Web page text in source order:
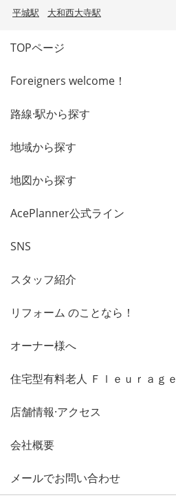
平城駅
大和西大寺駅
TOPページ
Foreigners welcome！
路線·駅から探す
地域から探す
地図から探す
AcePlanner公式ライン
SNS
スタッフ紹介
リフォーム のことなら！
オーナー様へ
住宅型有料老人 Ｆｌｅｕｒａｇｅ
店舗情報·アクセス
会社概要
メールでお問い合わせ